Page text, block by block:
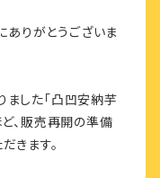
りがとうございま
ました「凸凹安納芋
ど、販売再開の準備
きます。